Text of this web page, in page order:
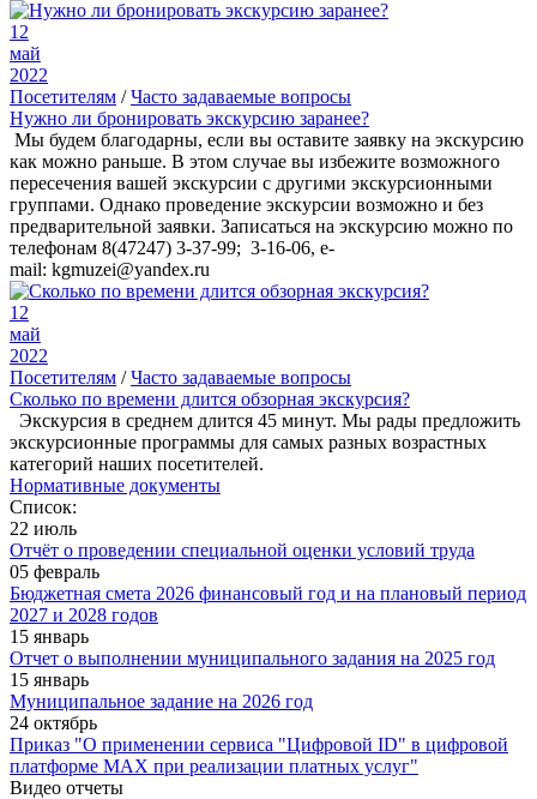
12
май
2022
Посетителям /Часто задаваемые вопросы
Нужно ли бронировать экскурсию заранее?
Мы будем благодарны, если вы оставите заявку на экскурсию
как можно раньше. В этом случае вы избежите возможного
пересечения вашей экскурсии с другими экскурсионными
группами. Однако проведение экскурсии возможно и без
предварительной заявки. Записаться на экскурсию можно по
телефонам 8(47247) 3-37-99; 3-16-06, e-
mail: kgmuzei@yandex.ru
12
май
2022
Посетителям /Часто задаваемые вопросы
Сколько по времени длится обзорная экскурсия?
Экскурсия в среднем длится 45 минут. Мы рады предложить
экскурсионные программы для самых разных возрастных
категорий наших посетителей.
Нормативные документы
Список:
22 июль
Отчёт о проведении специальной оценки условий труда
05 февраль
Бюджетная смета 2026 финансовый год и на плановый период
2027 и 2028 годов
15 январь
Отчет о выполнении муниципального задания на 2025 год
15 январь
Муниципальное задание на 2026 год
24 октябрь
Приказ "О применении сервиса "Цифровой ID" в цифровой
платформе МАХ при реализации платных услуг"
Видео отчеты